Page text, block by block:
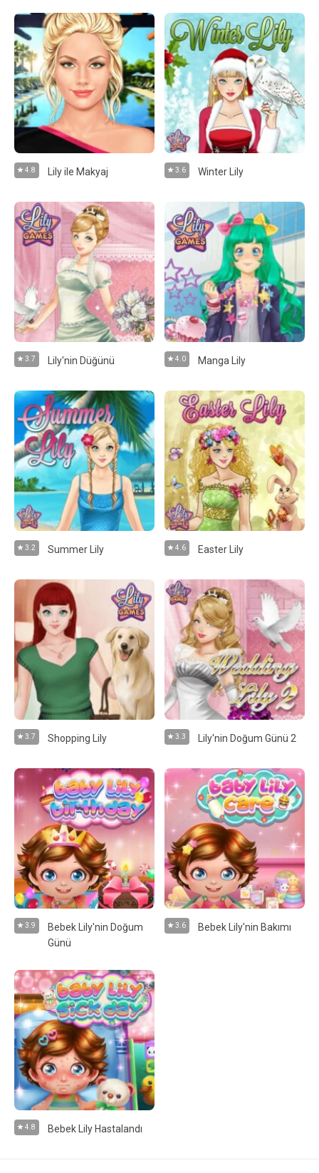
4.8 Lily ile Makyaj 3.6 Winter Lily
3.7 Lily'nin Düğünü 4.0 Manga Lily
3.2 Summer Lily 4.6 Easter Lily
3.7 Shopping Lily 3.3 Lily'nin Doğum Günü 2
3.9
Bebek Lily'nin Doğum
Günü
3.6 Bebek Lily'nin Bakımı
4.8 Bebek Lily Hastalandı